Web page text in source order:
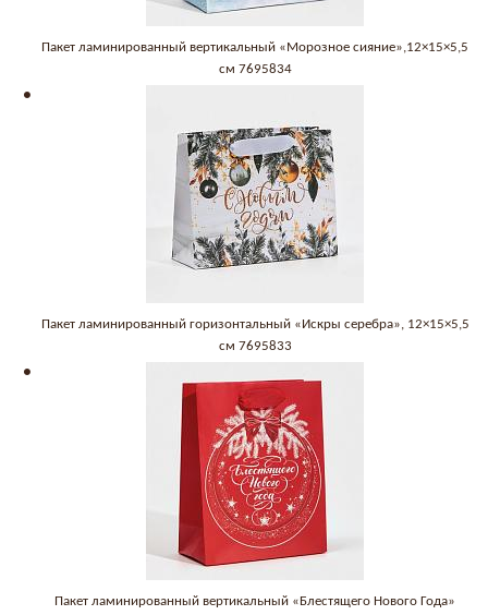
Пакет ламинированный вертикальный «Морозное сияние»,12×15×5,5
см 7695834
Пакет ламинированный горизонтальный «Искры серебра», 12×15×5,5
см 7695833
Пакет ламинированный вертикальный «Блестящего Нового Года»